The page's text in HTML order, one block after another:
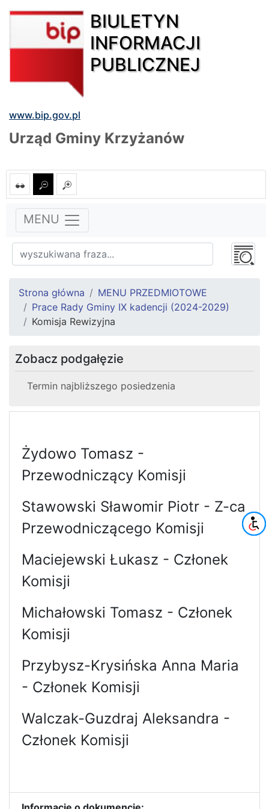
BIULETYN
INFORMACJI
PUBLICZNEJ
www.bip.gov.pl
Urząd Gminy Krzyżanów
MENU
Strona główna
MENU PRZEDMIOTOWE
Prace Rady Gminy IX kadencji (2024-2029)
Komisja Rewizyjna
Zobacz podgałęzie
Termin najbliższego posiedzenia
Żydowo Tomasz -
Przewodniczący Komisji
Stawowski Sławomir Piotr - Z-ca
Przewodniczącego Komisji
Maciejewski Łukasz - Członek
Komisji
Michałowski Tomasz - Członek
Komisji
Przybysz-Krysińska Anna Maria
- Członek Komisji
Walczak-Guzdraj Aleksandra -
Członek Komisji